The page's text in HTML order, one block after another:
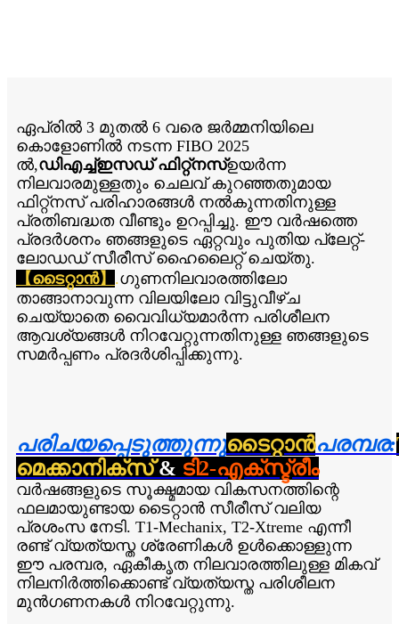
ഏപ്രിൽ 3 മുതൽ 6 വരെ ജർമ്മനിയിലെ
കൊളോണിൽ നടന്ന FIBO 2025
ൽ,ഡിഎച്ച്ഇസഡ് ഫിറ്റ്നസ്ഉയർന്ന
നിലവാരമുള്ളതും ചെലവ് കുറഞ്ഞതുമായ
ഫിറ്റ്നസ് പരിഹാരങ്ങൾ നൽകുന്നതിനുള്ള
പ്രതിബദ്ധത വീണ്ടും ഉറപ്പിച്ചു. ഈ വർഷത്തെ
പ്രദർശനം ഞങ്ങളുടെ ഏറ്റവും പുതിയ പ്ലേറ്റ്-
ലോഡഡ് സീരീസ് ഹൈലൈറ്റ് ചെയ്തു.
【ടൈറ്റാൻ】 .ഗുണനിലവാരത്തിലോ
താങ്ങാനാവുന്ന വിലയിലോ വിട്ടുവീഴ്ച
ചെയ്യാതെ വൈവിധ്യമാർന്ന പരിശീലന
ആവശ്യങ്ങൾ നിറവേറ്റുന്നതിനുള്ള ഞങ്ങളുടെ
സമർപ്പണം പ്രദർശിപ്പിക്കുന്നു.
പരിചയപ്പെടുത്തുന്നുടൈറ്റാൻപരമ്പര:
മെക്കാനിക്സ് & ടി2-എക്‌സ്ട്രീം
വർഷങ്ങളുടെ സൂക്ഷ്മമായ വികസനത്തിന്റെ
ഫലമായുണ്ടായ ടൈറ്റാൻ സീരീസ് വലിയ
പ്രശംസ നേടി. T1-Mechanix, T2-Xtreme എന്നീ
രണ്ട് വ്യത്യസ്ത ശ്രേണികൾ ഉൾക്കൊള്ളുന്ന
ഈ പരമ്പര, ഏകീകൃത നിലവാരത്തിലുള്ള മികവ്
നിലനിർത്തിക്കൊണ്ട് വ്യത്യസ്ത പരിശീലന
മുൻഗണനകൾ നിറവേറ്റുന്നു.